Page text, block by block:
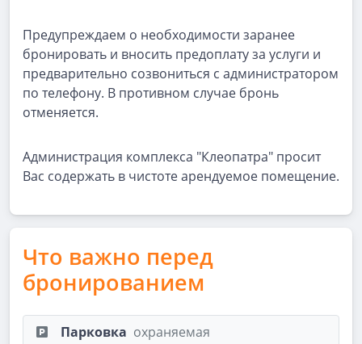
Предупреждаем о необходимости заранее
бронировать и вносить предоплату за услуги и
предварительно созвониться с администратором
по телефону. В противном случае бронь
отменяется.
Администрация комплекса "Клеопатра" просит
Вас содержать в чистоте арендуемое помещение.
Что важно перед
бронированием
Парковка охраняемая